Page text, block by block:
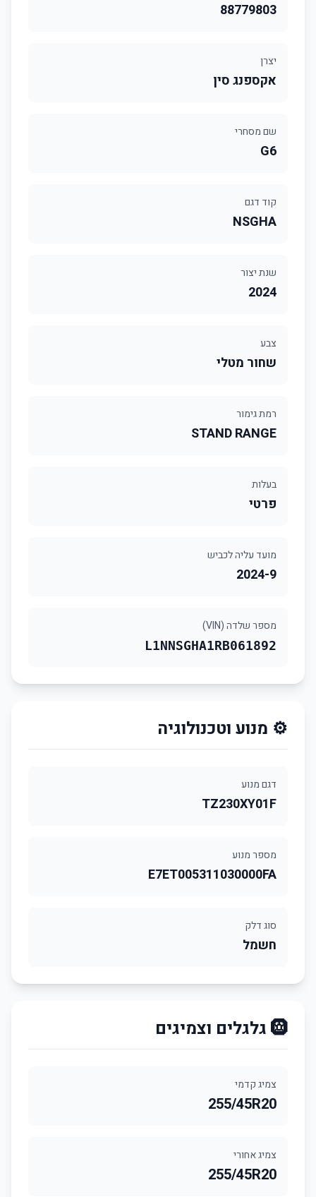
88779803
יצרן
אקספנג סין
שם מסחרי
G6
קוד דגם
NSGHA
שנת יצור
2024
צבע
שחור מטלי
רמת גימור
STAND RANGE
בעלות
פרטי
מועד עליה לכביש
2024-9
מספר שלדה (VIN)
L1NNSGHA1RB061892
⚙️ מנוע וטכנולוגיה
דגם מנוע
TZ230XY01F
מספר מנוע
E7ET005311030000FA
סוג דלק
חשמל
🛞 גלגלים וצמיגים
צמיג קדמי
255/45R20
צמיג אחורי
255/45R20